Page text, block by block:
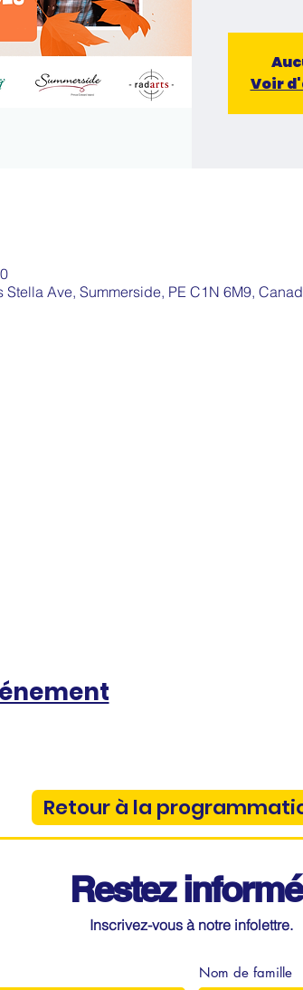
Voir
Ave, Summerside, PE C1N 6M9,
Retour à la
Restez
Inscrivez-vous à notre infolettre.
Nom de famille